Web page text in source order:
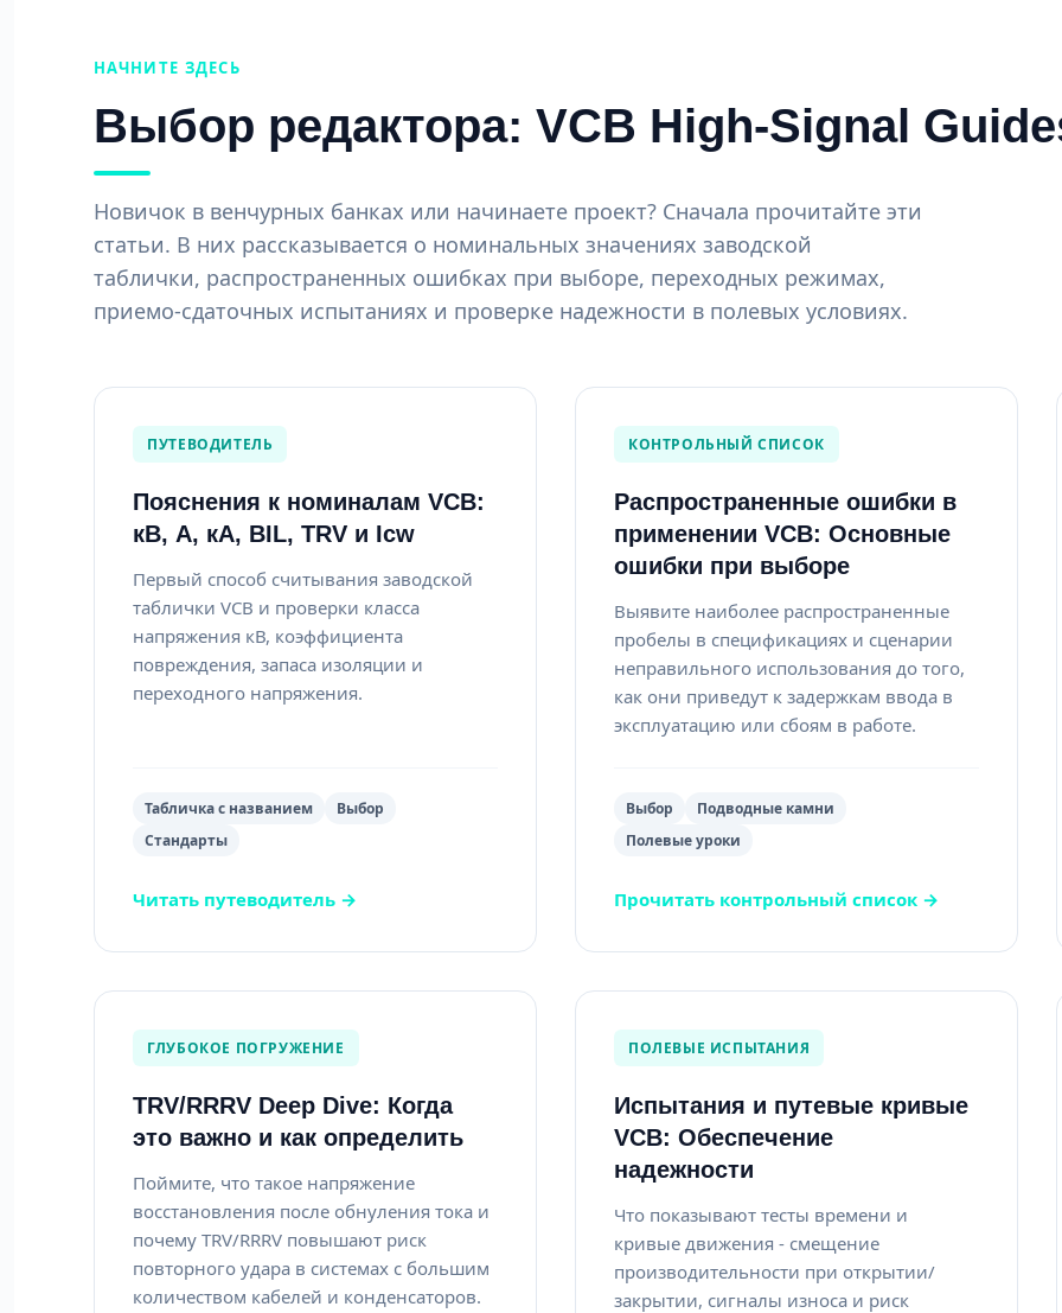
НАЧНИТЕ ЗДЕСЬ
Выбор редактора: VCB High-Signal
Новичок в венчурных банках или начинаете проект? Сначала прочитайте эти
статьи. В них рассказывается о номинальных значениях заводской
таблички, распространенных ошибках при выборе, переходных режимах,
приемо-сдаточных испытаниях и проверке надежности в полевых условиях.
ПУТЕВОДИТЕЛЬ
Пояснения к номиналам VCB:
кВ, А, кА, BIL, TRV и Icw
Первый способ считывания заводской
таблички VCB и проверки класса
напряжения кВ, коэффициента
повреждения, запаса изоляции и
переходного напряжения.
Табличка с названием
Выбор
Стандарты
Читать путеводитель →
КОНТРОЛЬНЫЙ СПИСОК
Распространенные ошибки в
применении VCB: Основные
ошибки при выборе
Выявите наиболее распространенные
пробелы в спецификациях и сценарии
неправильного использования до того,
как они приведут к задержкам ввода в
эксплуатацию или сбоям в работе.
Выбор
Подводные камни
Полевые уроки
Прочитать контрольный список →
ГЛУБОКОЕ ПОГРУЖЕНИЕ
TRV/RRRV Deep Dive: Когда
это важно и как определить
Поймите, что такое напряжение
восстановления после обнуления тока и
почему TRV/RRRV повышают риск
повторного удара в системах с большим
количеством кабелей и конденсаторов.
ПОЛЕВЫЕ ИСПЫТАНИЯ
Испытания и путевые кривые
VCB: Обеспечение
надежности
Что показывают тесты времени и
кривые движения - смещение
производительности при открытии/
закрытии, сигналы износа и риск